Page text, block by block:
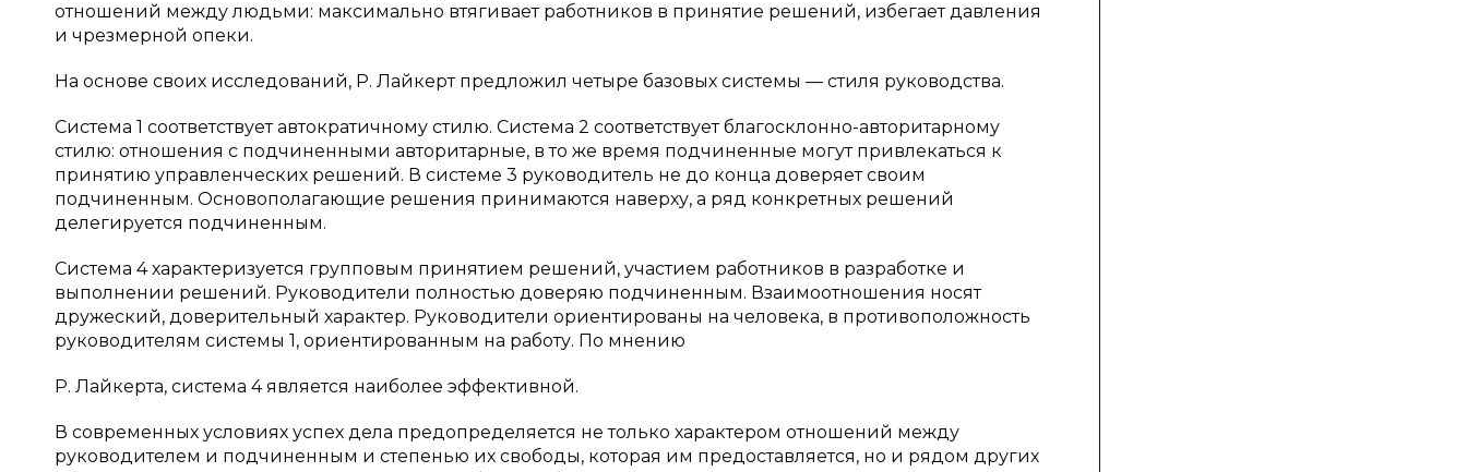
отношений между людьми: максимально втягивает работников в принятие решений, избегает давления
и чрезмерной опеки.
На основе своих исследований, Р. Лайкерт предложил четыре базовых системы — стиля руководства.
Система 1 соответствует автократичному стилю. Система 2 соответствует благосклонно-авторитарному
стилю: отношения с подчиненными авторитарные, в то же время подчиненные могут привлекаться к
принятию управленческих решений. В системе 3 руководитель не до конца доверяет своим
подчиненным. Основополагающие решения принимаются наверху, а ряд конкретных решений
делегируется подчиненным.
Система 4 характеризуется групповым принятием решений, участием работников в разработке и
выполнении решений. Руководители полностью доверяю подчиненным. Взаимоотношения носят
дружеский, доверительный характер. Руководители ориентированы на человека, в противоположность
руководителям системы 1, ориентированным на работу. По мнению
Р. Лайкерта, система 4 является наиболее эффективной.
В современных условиях успех дела предопределяется не только характером отношений между
руководителем и подчиненным и степенью их свободы, которая им предоставляется, но и рядом других